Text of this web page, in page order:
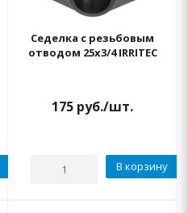
Седелка с резьбовым
отводом 25x3/4 IRRITEC
175 руб./шт.
В корзину